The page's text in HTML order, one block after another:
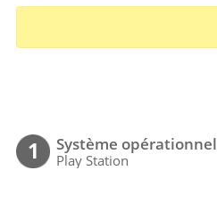
1 Système opérationnel
Play Station